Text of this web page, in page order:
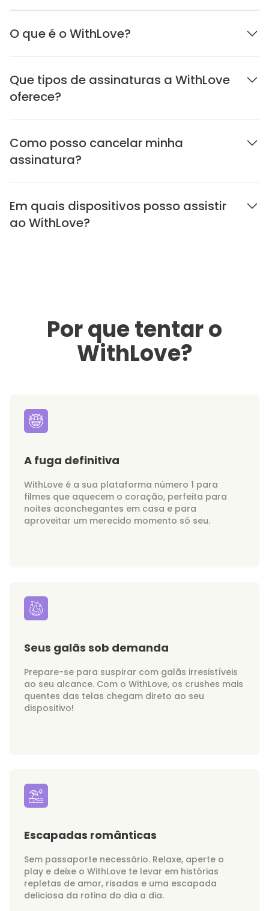
O que é o WithLove?
Que tipos de assinaturas a WithLove
oferece?
Como posso cancelar minha
assinatura?
Em quais dispositivos posso assistir
ao WithLove?
Por que tentar o
WithLove?
A fuga definitiva
WithLove é a sua plataforma número 1 para
filmes que aquecem o coração, perfeita para
noites aconchegantes em casa e para
aproveitar um merecido momento só seu.
Seus galãs sob demanda
Prepare-se para suspirar com galãs irresistíveis
ao seu alcance. Com o WithLove, os crushes mais
quentes das telas chegam direto ao seu
dispositivo!
Escapadas românticas
Sem passaporte necessário. Relaxe, aperte o
play e deixe o WithLove te levar em histórias
repletas de amor, risadas e uma escapada
deliciosa da rotina do dia a dia.